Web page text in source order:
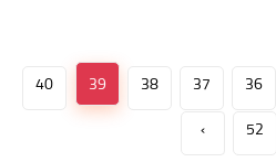
36
37
38
39
40
52
›